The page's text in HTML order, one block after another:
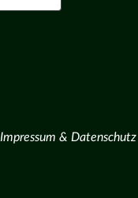
Impressum & Datenschutz